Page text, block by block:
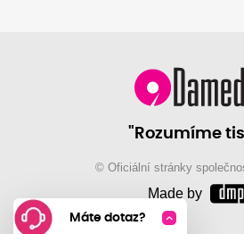
Máte dotaz?
"Rozumíme
© Oficiální stránky
Made by